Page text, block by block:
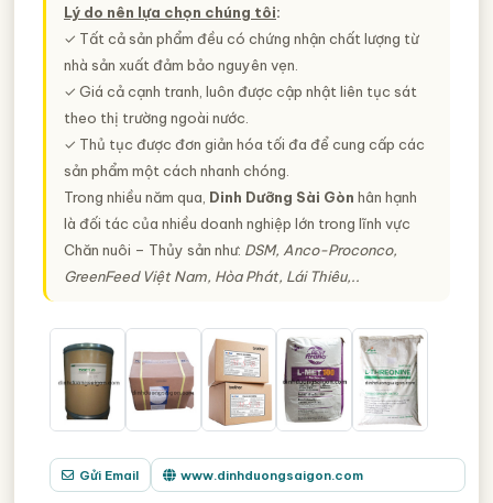
Lý do nên lựa chọn chúng tôi:
✓ Tất cả sản phẩm đều có chứng nhận chất lượng từ
nhà sản xuất đảm bảo nguyên vẹn.
✓ Giá cả cạnh tranh, luôn được cập nhật liên tục sát
theo thị trường ngoài nước.
✓ Thủ tục được đơn giản hóa tối đa để cung cấp các
sản phẩm một cách nhanh chóng.
Trong nhiều năm qua, Dinh Dưỡng Sài Gòn hân hạnh
là đối tác của nhiều doanh nghiệp lớn trong lĩnh vực
Chăn nuôi – Thủy sản như: DSM, Anco-Proconco,
GreenFeed Việt Nam, Hòa Phát, Lái Thiêu,..
Gửi Email www.dinhduongsaigon.com